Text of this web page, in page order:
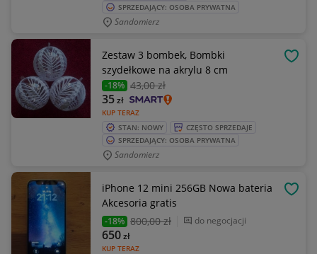
SPRZEDAJĄCY: OSOBA PRYWATNA
Sandomierz
Zestaw 3 bombek, Bombki
szydełkowe na akrylu 8 cm
-18% 43,00 zł
KUP TERAZ
35zł
STAN: NOWY
CZĘSTO SPRZEDAJE
SPRZEDAJĄCY: OSOBA PRYWATNA
Sandomierz
iPhone 12 mini 256GB Nowa bateria
Akcesoria gratis
-18% 800,00 zł do negocjacji
KUP TERAZ
650zł